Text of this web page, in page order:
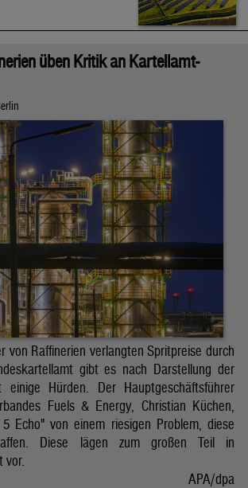
üben Kritik an Kartellamt-
von Raffinerien verlangten Spritpreise durch
gibt es nach Darstellung der
einige Hürden. Der Hauptgeschäftsführer
Fuels & Energy, Christian Küchen,
Echo" von einem riesigen Problem, diese
Diese lägen zum großen Teil in
vor.
APA/dpa